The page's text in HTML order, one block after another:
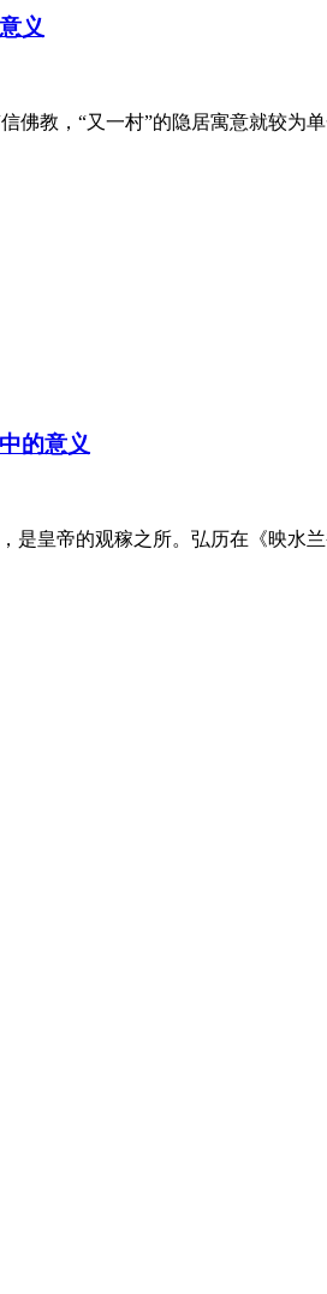
义
佛教，“又一村”的隐居寓意就较为
的意义
是皇帝的观稼之所。弘历在《映